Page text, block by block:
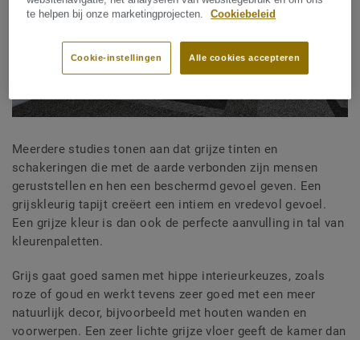
Meerdere studies tonen aan dat grijze tinten en
schakeringen die met de aarde verbonden zijn mensen
geruststellen en hen een beschermd gevoel geven. Een
grijskleurig tapijt creëert een intiem en vredevol gevoel.
Een grijze kleur is dan ook de perfecte aanvulling in tal van
kleurenpaletten.
Grijs gaat goed samen met hippe interieurkeuzes, zoals
roze of goud en werkt tevens zeer goed met een meer
natuurlijk decor, bijvoorbeeld met houten wanden en
voorwerpen. Een zeer lichte grijze vloer geeft de kamer dan
te helpen bij onze marketingprojecten. Cookiebeleid
Alle cookies accepteren
Cookie-instellingen